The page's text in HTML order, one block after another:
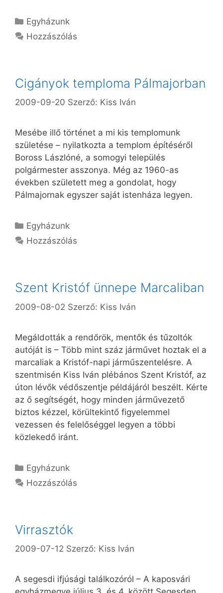
Kategória
Egyházunk
Hozzászólás
Cigányok temploma Pálmajorban
2009-09-20 Szerző: Kiss Iván
Mesébe illő történet a mi kis templomunk
születése – nyilatkozta a templom építéséről
Boross Lászlóné, a somogyi település
polgármester asszonya. Még az 1960-as
években született meg a gondolat, hogy
Pálmajornak egyszer saját istenháza legyen.
Kategória
Egyházunk
Hozzászólás
Szent Kristóf ünnepe Marcaliban
2009-08-02 Szerző: Kiss Iván
Megáldották a rendőrök, mentők és tűzoltók
autóját is – Több mint száz járművet hoztak el a
marcaliak a Kristóf-napi járműszentelésre. A
szentmisén Kiss Iván plébános Szent Kristóf, az
úton lévők védőszentje példájáról beszélt. Kérte
az ő segítségét, hogy minden járművezető
biztos kézzel, körültekintő figyelemmel
vezessen és felelőséggel legyen a többi
közlekedő iránt.
Kategória
Egyházunk
Hozzászólás
Virrasztók
2009-07-12 Szerző: Kiss Iván
A segesdi ifjúsági találkozóról – A kaposvári